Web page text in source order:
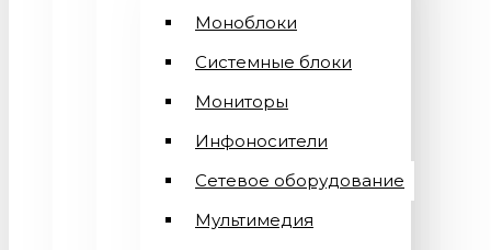
Моноблоки
Системные блоки
Мониторы
Инфоносители
Сетевое оборудование
Мультимедия